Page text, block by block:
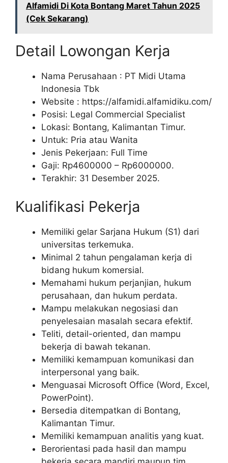
Alfamidi Di Kota Bontang Maret Tahun 2025
(Cek Sekarang)
Detail Lowongan Kerja
Nama Perusahaan : PT Midi Utama
Indonesia Tbk
Website : https://alfamidi.alfamidiku.com/
Posisi: Legal Commercial Specialist
Lokasi: Bontang, Kalimantan Timur.
Untuk: Pria atau Wanita
Jenis Pekerjaan: Full Time
Gaji: Rp4600000 – Rp6000000.
Terakhir: 31 Desember 2025.
Kualifikasi Pekerja
Memiliki gelar Sarjana Hukum (S1) dari
universitas terkemuka.
Minimal 2 tahun pengalaman kerja di
bidang hukum komersial.
Memahami hukum perjanjian, hukum
perusahaan, dan hukum perdata.
Mampu melakukan negosiasi dan
penyelesaian masalah secara efektif.
Teliti, detail-oriented, dan mampu
bekerja di bawah tekanan.
Memiliki kemampuan komunikasi dan
interpersonal yang baik.
Menguasai Microsoft Office (Word, Excel,
PowerPoint).
Bersedia ditempatkan di Bontang,
Kalimantan Timur.
Memiliki kemampuan analitis yang kuat.
Berorientasi pada hasil dan mampu